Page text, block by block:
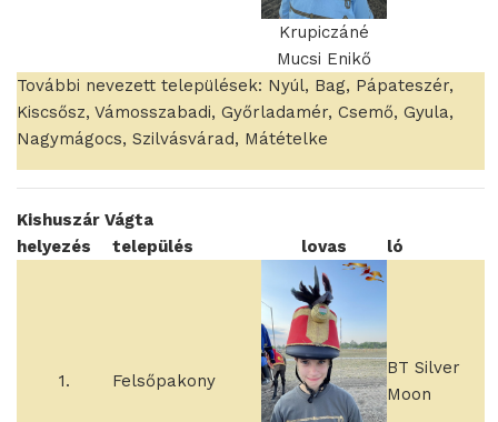
Krupiczáné
Mucsi Enikő
További nevezett települések: Nyúl, Bag, Pápateszér,
Kiscsősz, Vámosszabadi, Győrladamér, Csemő, Gyula,
Nagymágocs, Szilvásvárad, Mátételke
Kishuszár Vágta
helyezés
település lovas ló
1. Felsőpakony
BT Silver
Moon